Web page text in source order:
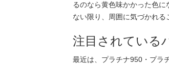
るのなら黄色味かかった色
ない限り、周囲に気づかれる
注目されている
最近は、プラチナ950・プラ